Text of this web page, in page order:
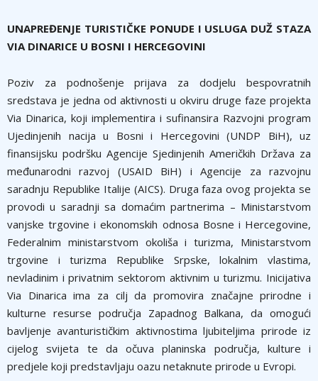
UNAPREĐENJE TURISTIČKE PONUDE I USLUGA DUŽ STAZA
VIA DINARICE U BOSNI I HERCEGOVINI
Poziv za podnošenje prijava za dodjelu bespovratnih
sredstava je jedna od aktivnosti u okviru druge faze projekta
Via Dinarica, koji implementira i sufinansira Razvojni program
Ujedinjenih nacija u Bosni i Hercegovini (UNDP BiH), uz
finansijsku podršku Agencije Sjedinjenih Američkih Država za
međunarodni razvoj (USAID BiH) i Agencije za razvojnu
saradnju Republike Italije (AICS). Druga faza ovog projekta se
provodi u saradnji sa domaćim partnerima – Ministarstvom
vanjske trgovine i ekonomskih odnosa Bosne i Hercegovine,
Federalnim ministarstvom okoliša i turizma, Ministarstvom
trgovine i turizma Republike Srpske, lokalnim vlastima,
nevladinim i privatnim sektorom aktivnim u turizmu. Inicijativa
Via Dinarica ima za cilj da promovira značajne prirodne i
kulturne resurse područja Zapadnog Balkana, da omogući
bavljenje avanturističkim aktivnostima ljubiteljima prirode iz
cijelog svijeta te da očuva planinska područja, kulture i
predjele koji predstavljaju oazu netaknute prirode u Evropi.